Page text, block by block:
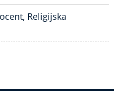
Religijska